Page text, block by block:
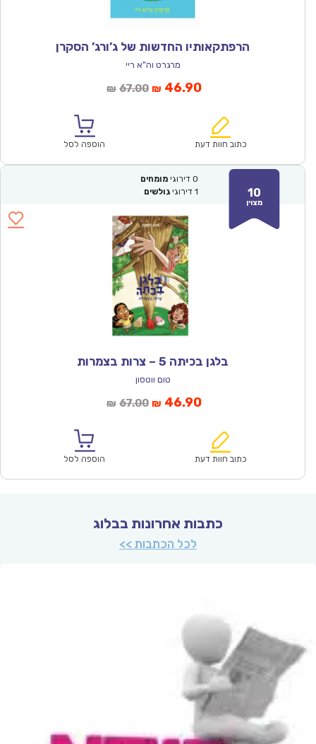
הרפתקאותיו החדשות של ג’ורג’ הסקרן
מרגרט וה"א ריי
₪ 67.00המחיר
₪67.00.
₪ 46.90המחיר
הוא:
כתוב חוות דעת הוספה לסל
10
מצוין
0 דירוגי מומחים
1 דירוגי גולשים
בלגן בכיתה 5 – צרות בצמרות
טום ווטסון
₪ 67.00המחיר
₪67.00.
₪ 46.90המחיר
הוא:
כתוב חוות דעת הוספה לסל
כתבות אחרונות בבלוג
לכל הכתבות >>